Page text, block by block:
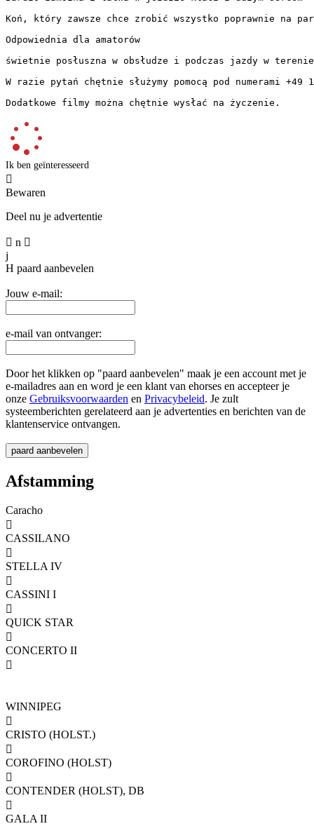
Koń, który zawsze chce zrobić wszystko poprawnie na
Odpowiednia dla amatorów
świetnie posłuszna w obsłudze i podczas jazdy w terenie
W razie pytań chętnie służymy pomocą pod numerami +49
Dodatkowe filmy można chętnie wysłać na życzenie.
Ik ben geïnteresseerd

Bewaren
Deel nu je advertentie
 n 
j
H paard aanbevelen
Jouw e-mail:
e-mail van ontvanger:
Door het klikken op "paard aanbevelen" maak je een account met je
e-mailadres aan en word je een klant van ehorses en accepteer je
onze Gebruiksvoorwaarden en Privacybeleid. Je zult
systeemberichten gerelateerd aan je advertenties en berichten van de
klantenservice ontvangen.
Afstamming
Caracho

CASSILANO

STELLA IV

CASSINI I

QUICK STAR

CONCERTO II

WINNIPEG

CRISTO (HOLST.)

COROFINO (HOLST)

CONTENDER (HOLST), DB

GALA II